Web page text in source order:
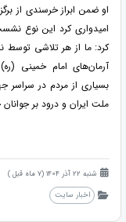
او ضمن ابراز خرسندی از
امیدواری کرد این نوع
کرد: ما از هر تلاشی توسط
آرمان‌های امام خمینی
بسیاری از مردم در سراسر
ملت ایران و درود بر جوانان
شنبه 22 آذر 1404 (7 ماه قبل )
اخبار سایت